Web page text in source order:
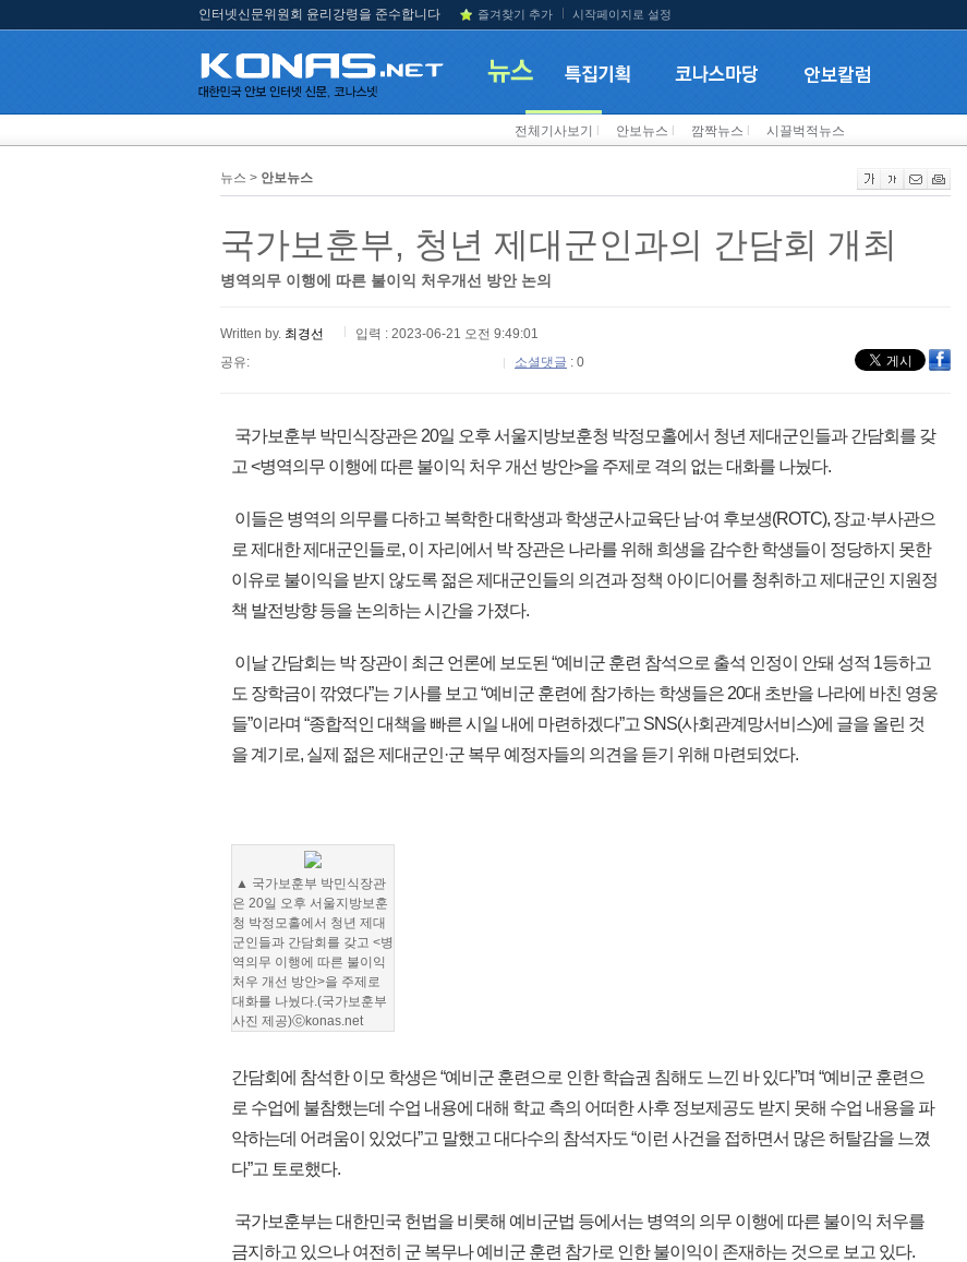
인터넷신문위원회 윤리강령을 준수합니다 즐겨찾기 추가 시작페이지로 설정
전체기사보기 안보뉴스 깜짝뉴스 시끌벅적뉴스
뉴스 > 안보뉴스
국가보훈부, 청년 제대군인과의 간담회 개최
병역의무 이행에 따른 불이익 처우개선 방안 논의
Written by. 최경선
입력 : 2023-06-21 오전 9:49:01
공유:
소셜댓글 : 0
국가보훈부 박민식장관은 20일 오후 서울지방보훈청 박정모홀에서 청년 제대군인들과 간담회를 갖
고 <병역의무 이행에 따른 불이익 처우 개선 방안>을 주제로 격의 없는 대화를 나눴다.
이들은 병역의 의무를 다하고 복학한 대학생과 학생군사교육단 남·여 후보생(ROTC), 장교·부사관으
로 제대한 제대군인들로, 이 자리에서 박 장관은 나라를 위해 희생을 감수한 학생들이 정당하지 못한
이유로 불이익을 받지 않도록 젊은 제대군인들의 의견과 정책 아이디어를 청취하고 제대군인 지원정
책 발전방향 등을 논의하는 시간을 가졌다.
이날 간담회는 박 장관이 최근 언론에 보도된 “예비군 훈련 참석으로 출석 인정이 안돼 성적 1등하고
도 장학금이 깎였다”는 기사를 보고 “예비군 훈련에 참가하는 학생들은 20대 초반을 나라에 바친 영웅
들”이라며 “종합적인 대책을 빠른 시일 내에 마련하겠다”고 SNS(사회관계망서비스)에 글을 올린 것
을 계기로, 실제 젊은 제대군인·군 복무 예정자들의 의견을 듣기 위해 마련되었다.
▲ 국가보훈부 박민식장관
은 20일 오후 서울지방보훈
청 박정모홀에서 청년 제대
군인들과 간담회를 갖고 <병
역의무 이행에 따른 불이익
처우 개선 방안>을 주제로
대화를 나눴다.(국가보훈부
사진 제공)ⓒkonas.net
간담회에 참석한 이모 학생은 “예비군 훈련으로 인한 학습권 침해도 느낀 바 있다”며 “예비군 훈련으
로 수업에 불참했는데 수업 내용에 대해 학교 측의 어떠한 사후 정보제공도 받지 못해 수업 내용을 파
악하는데 어려움이 있었다”고 말했고 대다수의 참석자도 “이런 사건을 접하면서 많은 허탈감을 느꼈
다”고 토로했다.
국가보훈부는 대한민국 헌법을 비롯해 예비군법 등에서는 병역의 의무 이행에 따른 불이익 처우를
금지하고 있으나 여전히 군 복무나 예비군 훈련 참가로 인한 불이익이 존재하는 것으로 보고 있다.